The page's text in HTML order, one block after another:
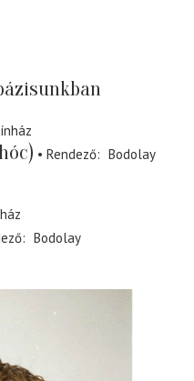
Rendező
Bodolay
Bodolay